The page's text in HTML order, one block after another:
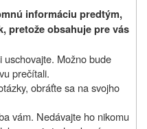
informáciu predtým,
pretože obsahuje pre vás
Možno bude
prečítali.
obráťte sa na svojho
vám. Nedávajte ho nikomu